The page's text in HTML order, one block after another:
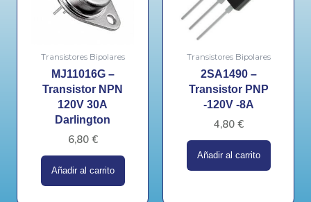
Transistores Bipolares
MJ11016G –
Transistor NPN
120V 30A
Darlington
6,80 €
Añadir al carrito
Transistores Bipolares
2SA1490 –
Transistor PNP
-120V -8A
4,80 €
Añadir al carrito